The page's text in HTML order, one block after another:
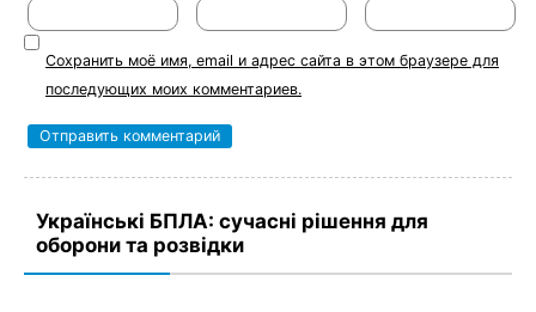
Сохранить моё имя, email и адрес сайта в этом браузере для
последующих моих комментариев.
Українські БПЛА: сучасні рішення для
оборони та розвідки